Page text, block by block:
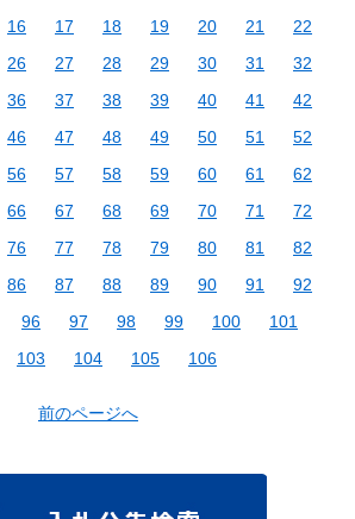
16 17 18 19 20 21
22
26 27 28 29 30 31
32
36 37 38 39 40 41
42
46 47 48 49 50 51
52
56 57 58 59 60 61
62
66 67 68 69 70 71
72
76 77 78 79 80 81
82
86 87 88 89 90 91
92
96 97 98 99 100
101
103 104 105 106
前のページへ